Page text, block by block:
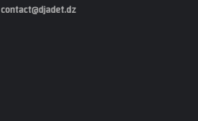
contact@djadet.dz